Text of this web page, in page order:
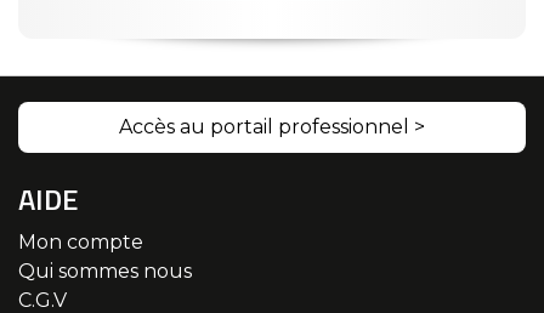
Accès au portail professionnel >
AIDE
Mon compte
Qui sommes nous
C.G.V